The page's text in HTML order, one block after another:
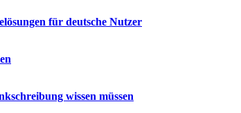
für deutsche Nutzer
wissen müssen